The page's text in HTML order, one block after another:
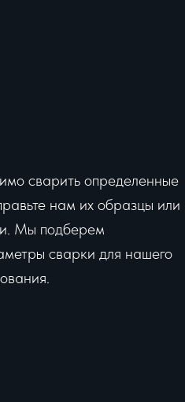
сварить определенные
нам их образцы или
Мы подберем
сварки для нашего